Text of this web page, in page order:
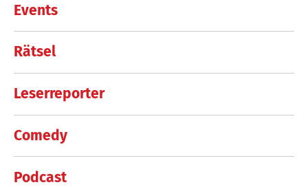
Events
Rätsel
Leserreporter
Comedy
Podcast